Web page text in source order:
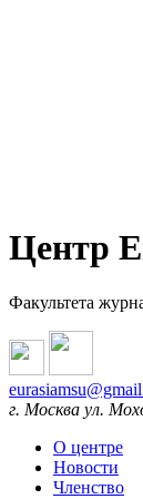
Центр
Факультета
г. Москва ул.
О центре
Новости
Членство